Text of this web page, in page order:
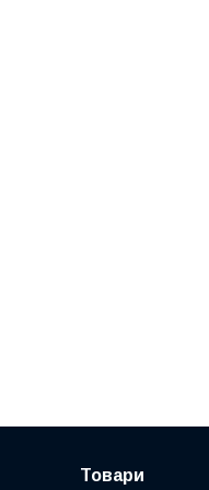
Товари